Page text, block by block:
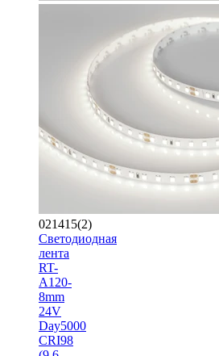
021415(2)
Светодиодная
лента
RT-
A120-
8mm
24V
Day5000
CRI98